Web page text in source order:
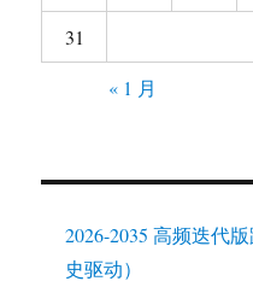
31
« 1 月
2026-2035 高频迭代
史驱动）